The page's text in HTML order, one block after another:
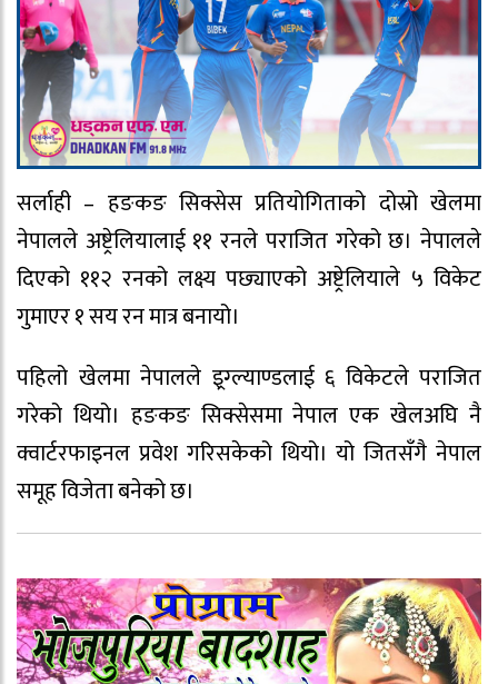
सर्लाही – हङकङ सिक्सेस प्रतियोगिताको दोस्रो खेलमा
नेपालले अष्ट्रेलियालाई ११ रनले पराजित गरेको छ। नेपालले
दिएको ११२ रनको लक्ष्य पछ्याएको अष्ट्रेलियाले ५ विकेट
गुमाएर १ सय रन मात्र बनायो।
पहिलो खेलमा नेपालले इ्रग्ल्याण्डलाई ६ विकेटले पराजित
गरेको थियो। हङकङ सिक्सेसमा नेपाल एक खेलअघि नै
क्वार्टरफाइनल प्रवेश गरिसकेको थियो। यो जितसँगै नेपाल
समूह विजेता बनेको छ।